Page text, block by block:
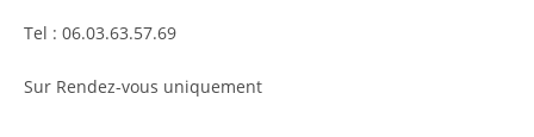
Tel : 06.03.63.57.69
Sur Rendez-vous uniquement